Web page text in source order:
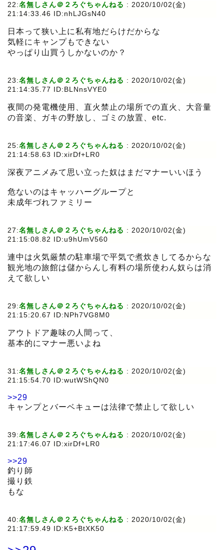
22:名無しさん＠２ろぐちゃんねる : 2020/10/02(金)
21:14:33.46 ID:nhLJGsN40
日本って狭い上に私有地だらけだからな
気軽にキャンプもできない
やっぱり山買うしかないのか？
23:名無しさん＠２ろぐちゃんねる : 2020/10/02(金)
21:14:35.77 ID:BLNnsVYE0
夜間の発電機使用、直火禁止の場所での直火、大音量
の音楽、ガキの野放し、ゴミの放置、etc.
25:名無しさん＠２ろぐちゃんねる : 2020/10/02(金)
21:14:58.63 ID:xirDf+LR0
深夜アニメみて思い立った奴はまだマナーいいほう
危ないのはキャッハーグループと
未成年づれファミリー
27:名無しさん＠２ろぐちゃんねる : 2020/10/02(金)
21:15:08.82 ID:u9hUmV560
連中は火気厳禁の駐車場で平気で煮炊きしてるからな
観光地の旅館は儲からんし有料の場所使わん奴らは消
えて欲しい
29:名無しさん＠２ろぐちゃんねる : 2020/10/02(金)
21:15:20.67 ID:NPh7VG8M0
アウトドア趣味の人間って、
基本的にマナー悪いよね
31:名無しさん＠２ろぐちゃんねる : 2020/10/02(金)
21:15:54.70 ID:wutWShQN0
>>29
キャンプとバーベキューは法律で禁止して欲しい
39:名無しさん＠２ろぐちゃんねる : 2020/10/02(金)
21:17:46.07 ID:xirDf+LR0
>>29
釣り師
撮り鉄
もな
40:名無しさん＠２ろぐちゃんねる : 2020/10/02(金)
21:17:59.49 ID:K5+BtXK50